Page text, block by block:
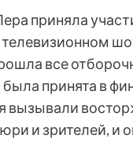
приняла
все
принята в
вызывали
и зрителей, и